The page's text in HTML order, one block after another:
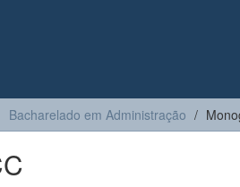
Bacharelado em Administração